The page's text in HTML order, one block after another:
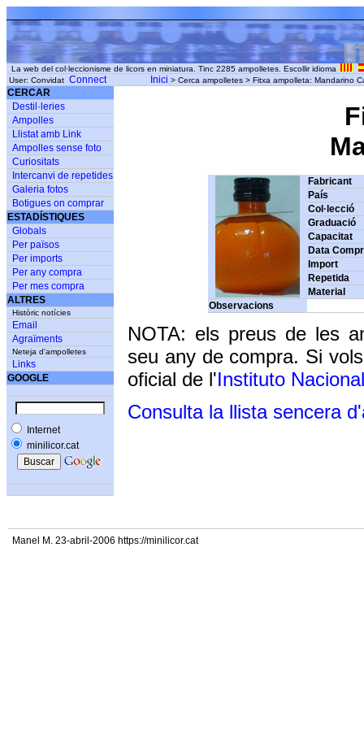
La web del col·leccionisme de licors en miniatura. Tinc 2285 ampolletes. Escollir idioma
User: Convidat Connect Inici > Cerca ampolletes > Fitxa ampolleta: Mandarino
CERCAR
Destil·leries
Ampolles
Llistat amb Link
Ampolles sense foto
Curiositats
Intercanvi de repetides
Galeria fotos
Botigues on comprar
ESTADÍSTIQUES
Globals
Per països
Per imports
Per any compra
Per mes compra
ALTRES
Històric notícies
Email
Agraïments
Neteja d'ampolletes
Links
GOOGLE
Internet
minilicor.cat
Fabricant
País
Col·lecció
Graduació
Capacitat
Data
Import
Repetida
Material
Observacions
NOTA: els preus de les
seu any de compra. Si
oficial de l'Instituto
Consulta la llista sencera
Manel M. 23-abril-2006 https://minilicor.cat